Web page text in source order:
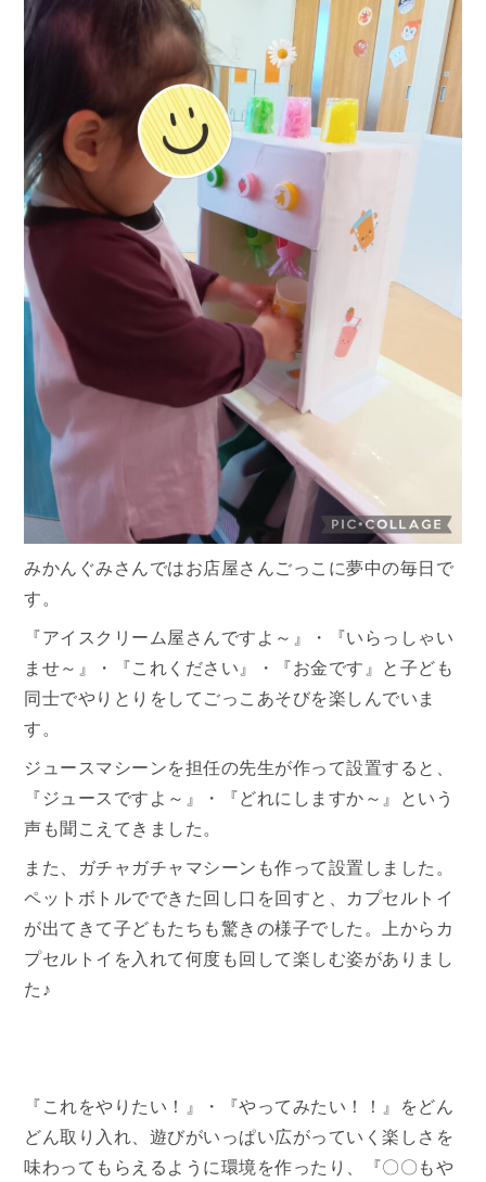
みかんぐみさんではお店屋さんごっこに夢中の毎日で
す。
『アイスクリーム屋さんですよ～』・『いらっしゃい
ませ～』・『これください』・『お金です』と子ども
同士でやりとりをしてごっこあそびを楽しんでいま
す。
ジュースマシーンを担任の先生が作って設置すると、
『ジュースですよ～』・『どれにしますか～』という
声も聞こえてきました。
また、ガチャガチャマシーンも作って設置しました。
ペットボトルでできた回し口を回すと、カプセルトイ
が出てきて子どもたちも驚きの様子でした。上からカ
プセルトイを入れて何度も回して楽しむ姿がありまし
た♪
『これをやりたい！』・『やってみたい！！』をどん
どん取り入れ、遊びがいっぱい広がっていく楽しさを
味わってもらえるように環境を作ったり、『〇〇もや